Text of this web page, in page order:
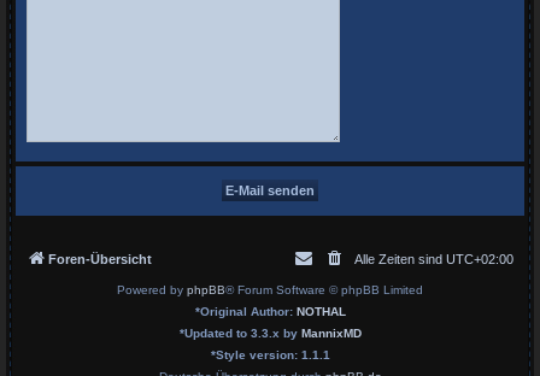
Foren-Übersicht Alle Zeiten sind UTC+02:00
Powered by phpBB® Forum Software © phpBB Limited
*Original Author: NOTHAL
*Updated to 3.3.x by MannixMD
*Style version: 1.1.1